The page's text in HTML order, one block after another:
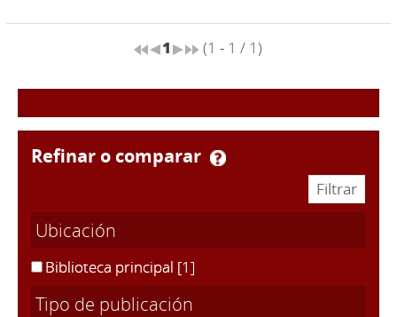
1 (1 - 1 / 1)
refinar o comparar
Ubicación
Biblioteca principal [1]
Tipo de publicación